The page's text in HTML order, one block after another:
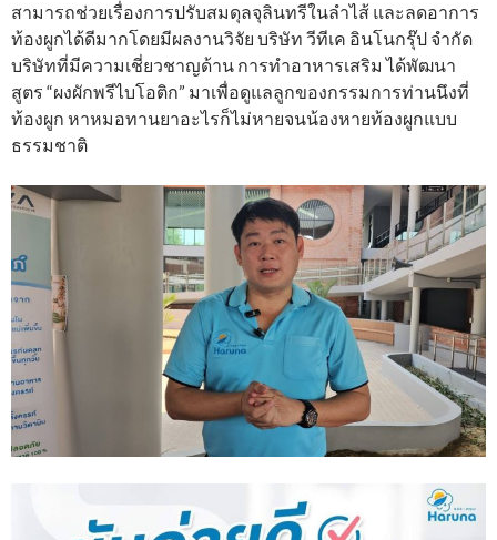
สามารถช่วยเรื่องการปรับสมดุลจุลินทรีในลำไส้ และลดอาการ
ท้องผูกได้ดีมากโดยมีผลงานวิจัย บริษัท วีทีเค อินโนกรุ๊ป จำกัด
บริษัทที่มีความเชี่ยวชาญด้าน การทำอาหารเสริม ได้พัฒนา
สูตร “ผงผักพรีไบโอติก” มาเพื่อดูแลลูกของกรรมการท่านนึงที่
ท้องผูก หาหมอทานยาอะไรก็ไม่หายจนน้องหายท้องผูกแบบ
ธรรมชาติ